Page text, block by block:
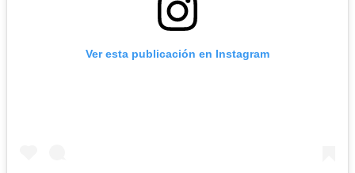
Ver esta publicación en Instagram